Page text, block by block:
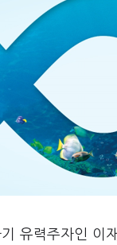
유력주자인 이